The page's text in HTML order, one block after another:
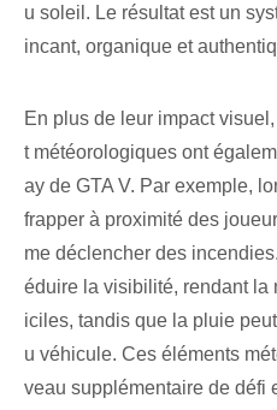
u soleil. Le résultat est un
incant, organique et
En plus de leur impact
t météorologiques ont
ay de GTA V. Par exemple,
frapper à proximité des
me déclencher des
éduire la visibilité, rendant la
iciles, tandis que la pluie
u véhicule. Ces éléments
veau supplémentaire de défi